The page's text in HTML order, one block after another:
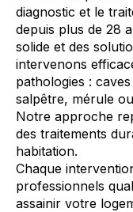
diagnostic et le
depuis plus de 28
solide et des
intervenons
pathologies :
salpêtre, mérule
Notre approche
des traitements
habitation.
Chaque
professionnels
assainir votre